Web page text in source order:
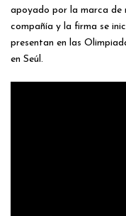
apoyado por la marca de
compañía y la firma se
presentan en las
en Seúl.